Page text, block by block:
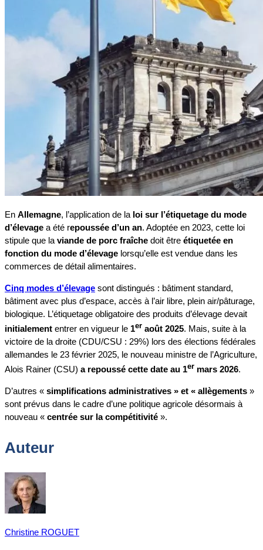
En Allemagne, l’application de la loi sur l’étiquetage du mode
d’élevage a été repoussée d’un an. Adoptée en 2023, cette loi
stipule que la viande de porc fraîche doit être étiquetée en
fonction du mode d’élevage lorsqu’elle est vendue dans les
commerces de détail alimentaires.
Cinq modes d’élevage sont distingués : bâtiment standard,
bâtiment avec plus d’espace, accès à l’air libre, plein air/pâturage,
biologique. L’étiquetage obligatoire des produits d’élevage devait
initialement entrer en vigueur le 1er août 2025. Mais, suite à la
victoire de la droite (CDU/CSU : 29%) lors des élections fédérales
allemandes le 23 février 2025, le nouveau ministre de l’Agriculture,
Alois Rainer (CSU) a repoussé cette date au 1er mars 2026.
D’autres « simplifications administratives » et « allègements »
sont prévus dans le cadre d’une politique agricole désormais à
nouveau « centrée sur la compétitivité ».
Auteur
Christine ROGUET